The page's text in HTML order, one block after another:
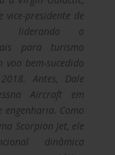
vice-presidente de
liderando o
para turismo
bem-sucedido
Antes, Dale
Aircraft em
engenharia. Como
Scorpion Jet, ele
dinâmica